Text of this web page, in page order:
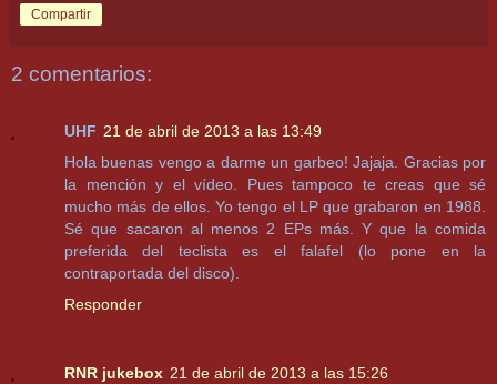
Compartir
2 comentarios:
UHF 21 de abril de 2013 a las 13:49
Hola buenas vengo a darme un garbeo! Jajaja. Gracias por
la mención y el vídeo. Pues tampoco te creas que sé
mucho más de ellos. Yo tengo el LP que grabaron en 1988.
Sé que sacaron al menos 2 EPs más. Y que la comida
preferida del teclista es el falafel (lo pone en la
contraportada del disco).
Responder
RNR jukebox 21 de abril de 2013 a las 15:26